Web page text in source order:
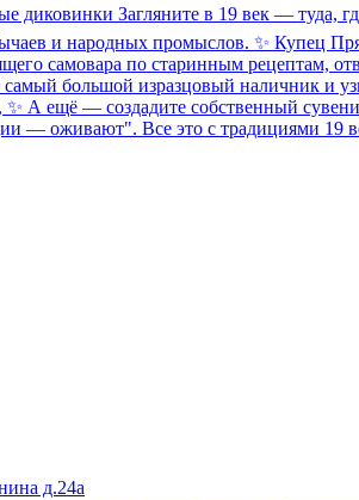
Загляните в 19 век — туда,
и народных промыслов. ✨ Купец
самовара по старинным рецептам,
большой изразцовый наличник и
А ещё — создадите собственный
— оживают". Все это с традициями
д.24а